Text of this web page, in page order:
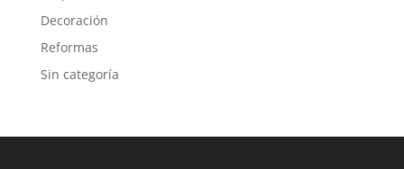
Decoración
Reformas
Sin categoría